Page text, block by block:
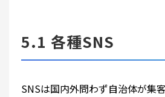
5.1 各種SNS
SNSは国内外問わず自治体が集